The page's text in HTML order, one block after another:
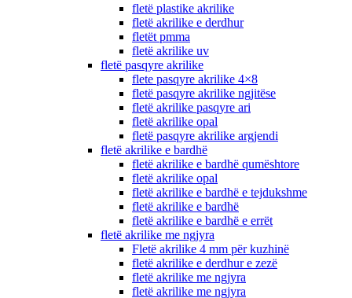
fletë plastike akrilike
fletë akrilike e derdhur
fletët pmma
fletë akrilike uv
fletë pasqyre akrilike
flete pasqyre akrilike 4×8
fletë pasqyre akrilike ngjitëse
fletë akrilike pasqyre ari
fletë akrilike opal
fletë pasqyre akrilike argjendi
fletë akrilike e bardhë
fletë akrilike e bardhë qumështore
fletë akrilike opal
fletë akrilike e bardhë e tejdukshme
fletë akrilike e bardhë
fletë akrilike e bardhë e errët
fletë akrilike me ngjyra
Fletë akrilike 4 mm për kuzhinë
fletë akrilike e derdhur e zezë
fletë akrilike me ngjyra
fletë akrilike me ngjyra